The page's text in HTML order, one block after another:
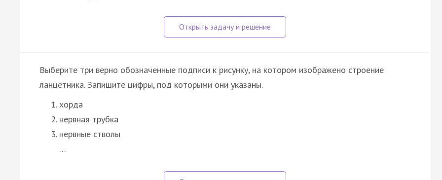
Выберите три верно обозначенные подписи к рисунку, на котором изображено строение
ланцетника. Запишите цифры, под которыми они указаны.
хорда
нервная трубка
нервные стволы
…